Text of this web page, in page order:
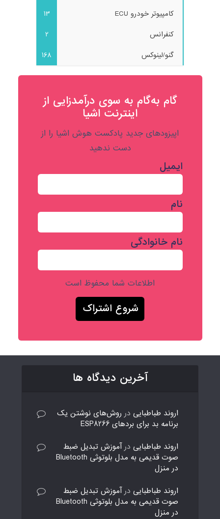
کامپیوتر خودرو ECU
13
کنفرانس
2
گنو/لینوکس
168
گام به‌گام به‌ سوی درآمدزایی از
اینترنت اشیا
اپیزودهای جدید پادکست هوش اشیا را از
دست ندهید
ایمیل
نام
نام خانوادگی
اطلاعات شما محفوظ است
آخرین دیدگاه ها
اروند طباطبایی در روش‌های نوشتن یک
برنامه بد برای بردهای ESP8266
اروند طباطبایی درآموزش تبدیل ضبط
صوت قدیمی به مدل بلوتوثی Bluetooth
در منزل
اروند طباطبایی درآموزش تبدیل ضبط
صوت قدیمی به مدل بلوتوثی Bluetooth
در منزل